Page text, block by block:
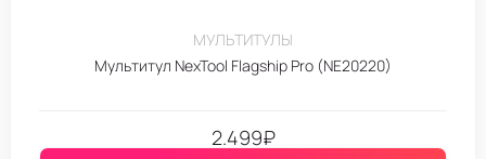
МУЛЬТИТУЛЫ
Мультитул NexTool Flagship Pro (NE20220)
2.499₽